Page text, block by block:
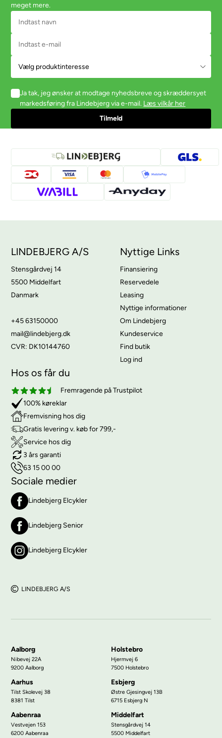
meget mere.
Ja tak, jeg ønsker at modtage nyhedsbreve og skræddersyet
markedsføring fra Lindebjerg via e-mail. Læs vilkår her
LINDEBJERG A/S
Stensgårdvej 14
5500 Middelfart
Danmark
+45 63150000
mail@lindebjerg.dk
CVR: DK10144760
Nyttige Links
Finansiering
Reservedele
Leasing
Nyttige informationer
Om Lindebjerg
Kundeservice
Find butik
Log ind
Hos os får du
Fremragende på Trustpilot
100% køreklar
Fremvisning hos dig
Gratis levering v. køb for 799,-
Service hos dig
3 års garanti
63 15 00 00
Sociale medier
Lindebjerg Elcykler
Lindebjerg Senior
Lindebjerg Elcykler
LINDEBJERG A/S
Aalborg
Nibevej 22A
9200 Aalborg
Holstebro
Hjermvej 6
7500 Holstebro
Aarhus
Tilst Skolevej 38
8381 Tilst
Esbjerg
Østre Gjesingvej 13B
6715 Esbjerg N
Aabenraa
Vestvejen 153
6200 Aabenraa
Middelfart
Stensgårdvej 14
5500 Middelfart